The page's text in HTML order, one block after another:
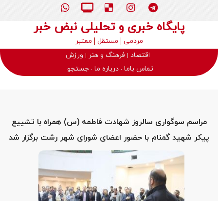
پایگاه خبری و تحلیلی نبض خبر
مردمی مستقل
معتبر
اقتصاد
فرهنگ و هنر
ورزش
تماس باما درباره ما جستجو
مراسم سوگواری سالروز شهادت فاطمه (س) همراه با تشییع
پیکر شهید گمنام با حضور اعضای شورای شهر رشت برگزار شد